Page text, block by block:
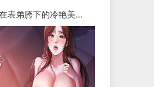
【背德的欲望-沉沦在表弟胯下的冷艳美母】（上）